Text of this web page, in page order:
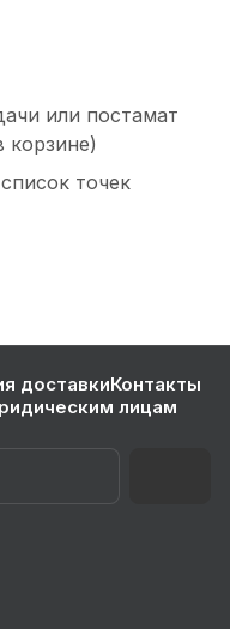
или постамат
корзине)
точек
доставкиКонтакты
лицам